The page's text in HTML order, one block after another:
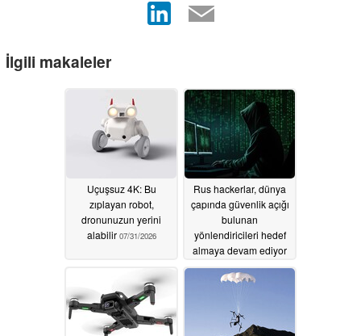
İlgili makaleler
Uçuşsuz 4K: Bu
zıplayan robot,
dronunuzun yerini
alabilir 07/31/2026
Rus hackerlar, dünya
çapında güvenlik açığı
bulunan
yönlendiricileri hedef
almaya devam ediyor
07/15/2026